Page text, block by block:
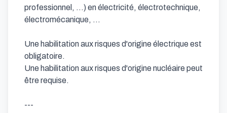
professionnel, ...) en électricité, électrotechnique,
électromécanique, ...
Une habilitation aux risques d'origine électrique est
obligatoire.
Une habilitation aux risques d'origine nucléaire peut
être requise.
---